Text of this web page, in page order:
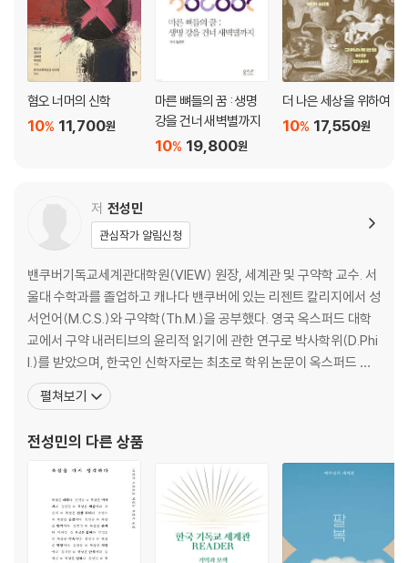
혐오 너머의 신학
11,700원
10%
마른 뼈들의 꿈 : 생명
강을 건너 새벽별까지
19,800원
10%
더 나은 세상을 위하여
17,550원
10%
저 전성민
관심작가 알림신청
밴쿠버기독교세계관대학원(VIEW) 원장, 세계관 및 구약학 교수. 서
울대 수학과를 졸업하고 캐나다 밴쿠버에 있는 리젠트 칼리지에서 성
서언어(M.C.S.)와 구약학(Th.M.)을 공부했다. 영국 옥스퍼드 대학
교에서 구약 내러티브의 윤리적 읽기에 관한 연구로 박사학위(D.Phi
l.)를 받았으며, 한국인 신학자로는 최초로 학위 논문이 옥스퍼드 신
학 및 종교학 단행본 총서로 출판되었다(Ethics and Biblical Narra
tive). 구약성경을 통해 한국 교회의 윤리적 문제를 성찰하는 연구들
펼쳐보기
전성민의 다른 상품